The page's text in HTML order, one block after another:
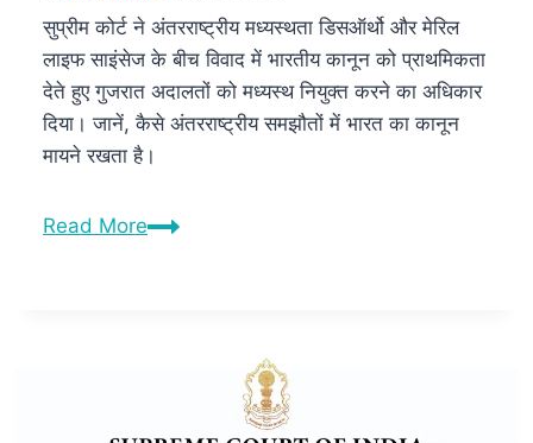
सुप्रीम कोर्ट ने अंतरराष्ट्रीय मध्यस्थता डिसऑर्थो और मेरिल
लाइफ साइंसेज के बीच विवाद में भारतीय कानून को प्राथमिकता
देते हुए गुजरात अदालतों को मध्यस्थ नियुक्त करने का अधिकार
दिया। जानें, कैसे अंतरराष्ट्रीय समझौतों में भारत का कानून
मायने रखता है।
Read More